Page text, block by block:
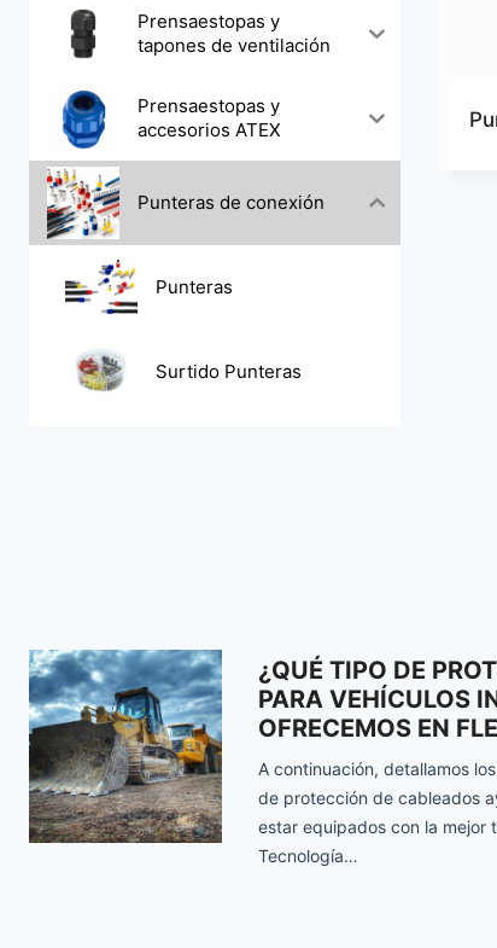
Prensaestopas y
tapones de ventilación
Prensaestopas y
accesorios ATEX
Punteras de conexión
Punteras
Surtido Punteras
¿QUÉ TIPO DE
PARA VEHÍCULOS
OFRECEMOS EN
A continuación, detallamos
de protección de cableados
estar equipados con la mejor
Tecnología…